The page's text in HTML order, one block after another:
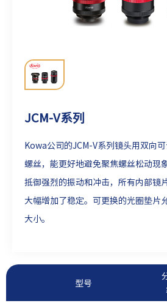
JCM-V系列
Kowa公司的JCM-V系列镜头用双向
螺丝，能更好地避免聚焦螺丝松动现
抵御强烈的振动和冲击，所有内部镜
大幅增加了稳定。可更换的光圈垫片
大小。
型号